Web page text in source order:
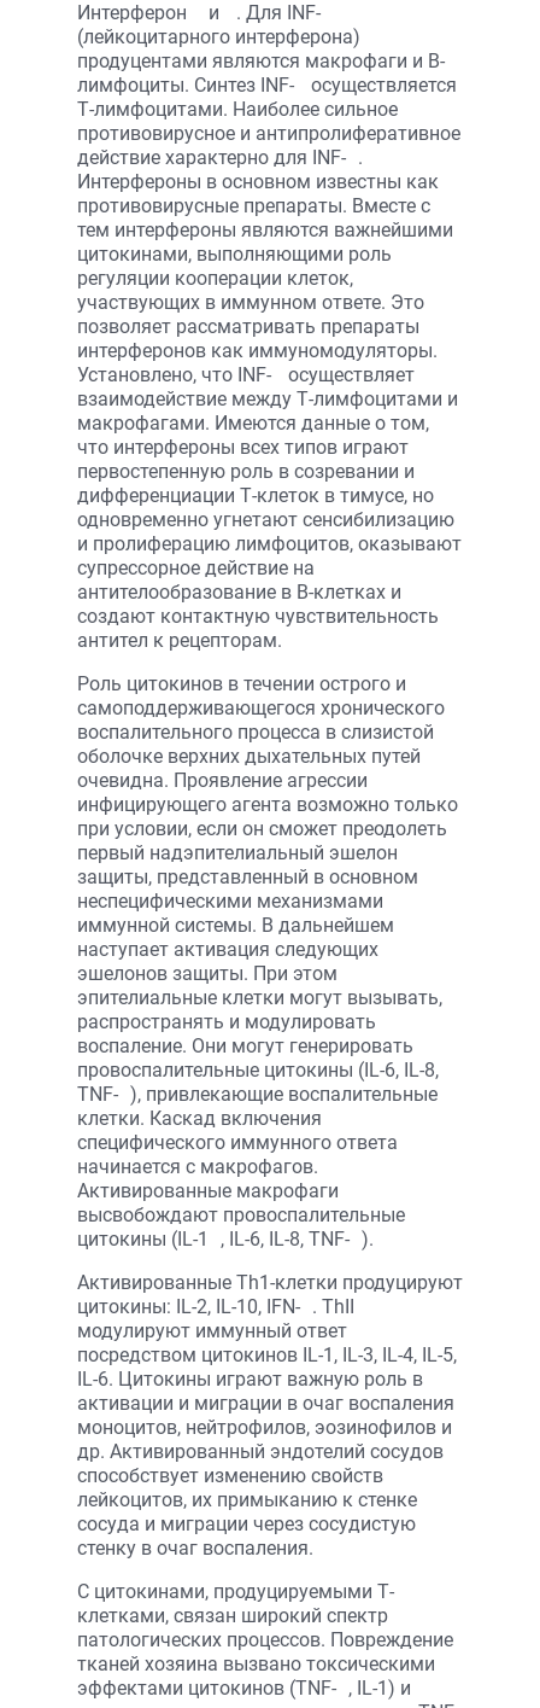
Интерферон
и
. Для INF-
(лейкоцитарного интерферона)
продуцентами являются макрофаги и В-
лимфоциты. Синтез INF-
осуществляется
Т-лимфоцитами. Наиболее сильное
противовирусное и антипролиферативное
действие характерно для INF- .
Интерфероны в основном известны как
противовирусные препараты. Вместе с
тем интерфероны являются важнейшими
цитокинами, выполняющими роль
регуляции кооперации клеток,
участвующих в иммунном ответе. Это
позволяет рассматривать препараты
интерферонов как иммуномодуляторы.
Установлено, что INF-
осуществляет
взаимодействие между Т-лимфоцитами и
макрофагами. Имеются данные о том,
что интерфероны всех типов играют
первостепенную роль в созревании и
дифференциации Т-клеток в тимусе, но
одновременно угнетают сенсибилизацию
и пролиферацию лимфоцитов, оказывают
супрессорное действие на
антителообразование в В-клетках и
создают контактную чувствительность
антител к рецепторам.
Роль цитокинов в течении острого и
самоподдерживающегося хронического
воспалительного процесса в слизистой
оболочке верхних дыхательных путей
очевидна. Проявление агрессии
инфицирующего агента возможно только
при условии, если он сможет преодолеть
первый надэпителиальный эшелон
защиты, представленный в основном
неспецифическими механизмами
иммунной системы. В дальнейшем
наступает активация следующих
эшелонов защиты. При этом
эпителиальные клетки могут вызывать,
распространять и модулировать
воспаление. Они могут генерировать
провоспалительные цитокины (IL-6, IL-8,
TNF- ), привлекающие воспалительные
клетки. Каскад включения
специфического иммунного ответа
начинается с макрофагов.
Активированные макрофаги
высвобождают провоспалительные
цитокины (IL-1
, IL-6, IL-8, TNF- ).
Активированные Th1-клетки продуцируют
цитокины: IL-2, IL-10, IFN- . ThII
модулируют иммунный ответ
посредством цитокинов IL-1, IL-3, IL-4, IL-5,
IL-6. Цитокины играют важную роль в
активации и миграции в очаг воспаления
моноцитов, нейтрофилов, эозинофилов и
др. Активированный эндотелий сосудов
способствует изменению свойств
лейкоцитов, их примыканию к стенке
сосуда и миграции через сосудистую
стенку в очаг воспаления.
С цитокинами, продуцируемыми Т-
клетками, связан широкий спектр
патологических процессов. Повреждение
тканей хозяина вызвано токсическими
эффектами цитокинов (TNF- , IL-1) и